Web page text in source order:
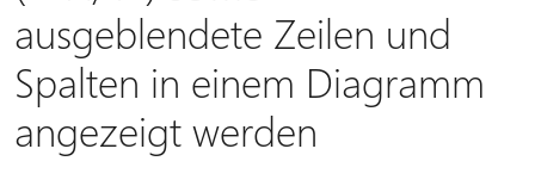
ausgeblendete Zeilen und
Spalten in einem Diagramm
angezeigt werden